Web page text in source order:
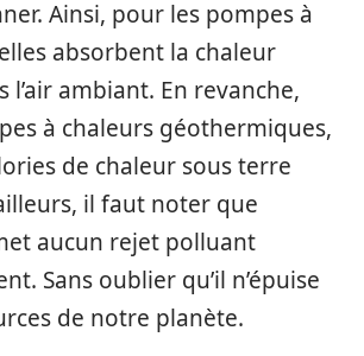
Ainsi, pour les pompes à
absorbent la chaleur
l’air ambiant. En revanche,
à chaleurs géothermiques,
de chaleur sous terre
il faut noter que
aucun rejet polluant
Sans oublier qu’il n’épuise
de notre planète.